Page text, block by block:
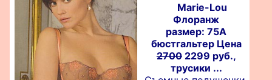
Marie-Lou
Флоранж
размер: 75A
бюстгальтер Цена
27002299 руб.,
трусики ...